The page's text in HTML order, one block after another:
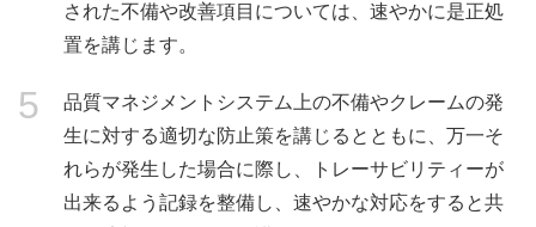
された不備や改善項目については、速やかに是正処
置を講じます。
5
品質マネジメントシステム上の不備やクレームの発
生に対する適切な防止策を講じるとともに、万一そ
れらが発生した場合に際し、トレーサビリティーが
出来るよう記録を整備し、速やかな対応をすると共